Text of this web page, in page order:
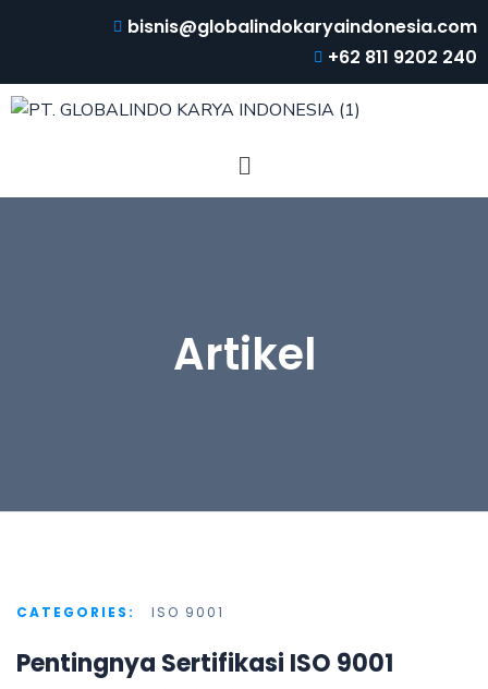
bisnis@globalindokaryaindonesia.com
+62 811 9202 240
Artikel
CATEGORIES: ISO 9001
Pentingnya Sertifikasi ISO 9001